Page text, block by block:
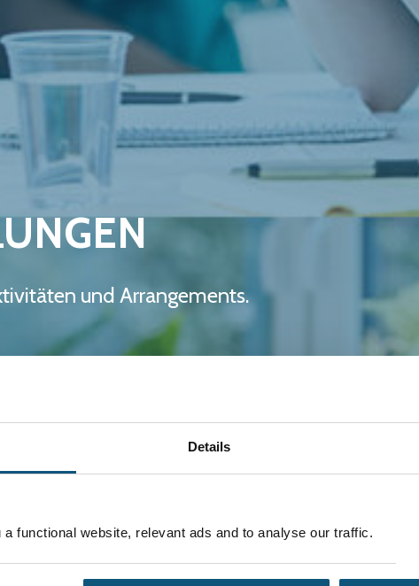
Details
functional website, relevant ads and to analyse our traffic.
und Arrangements.